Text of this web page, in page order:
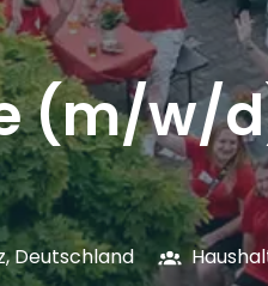
(m/w/
,Deutschland